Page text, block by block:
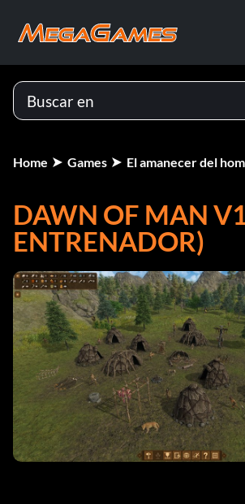
Home Games El amanecer del
DAWN OF MAN
ENTRENADOR)